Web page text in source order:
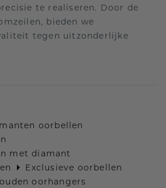
te realiseren. Door de
bieden we
tegen uitzonderlijke
oorbellen
met diamant
Exclusieve oorbellen
oorhangers